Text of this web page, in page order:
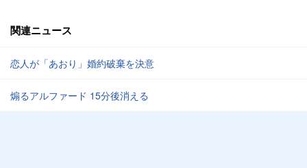
関連ニュース
恋人が「あおり」婚約破棄を決意
煽るアルファード 15分後消える